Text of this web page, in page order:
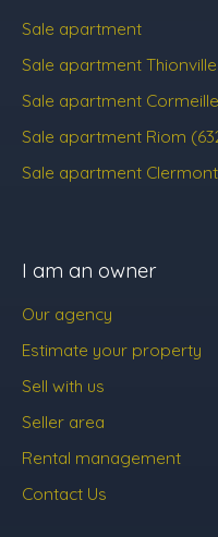
Sale apartment
Sale apartment
Sale apartment
Sale apartment Riom
Sale apartment
I am an owner
Our agency
Estimate your property
Sell with us
Seller area
Rental management
Contact Us